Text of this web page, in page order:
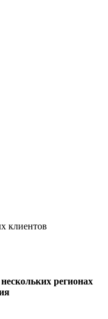
клиентов
регионах